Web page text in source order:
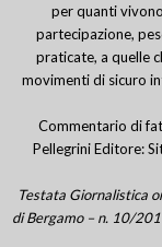
per quanti
partecipazione,
praticate, a quelle
movimenti di sicuro
Commentario di
Pellegrini Editore:
Testata Giornalistica
di Bergamo – n. 10/